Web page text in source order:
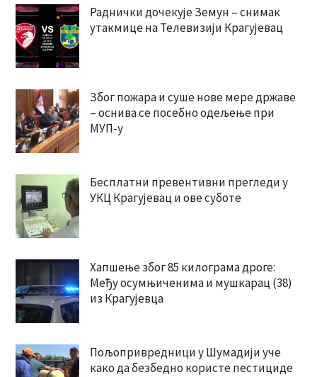
Раднички дочекује Земун – снимак
утакмице на Телевизији Крагујевац
Због пожара и суше нове мере државе
– оснива се посебно одељење при
МУП-у
Бесплатни превентивни прегледи у
УКЦ Крагујевац и ове суботе
Хапшење због 85 килограма дроге:
Међу осумњиченима и мушкарац (38)
из Крагујевца
Пољопривредници у Шумадији уче
како да безбедно користе пестициде